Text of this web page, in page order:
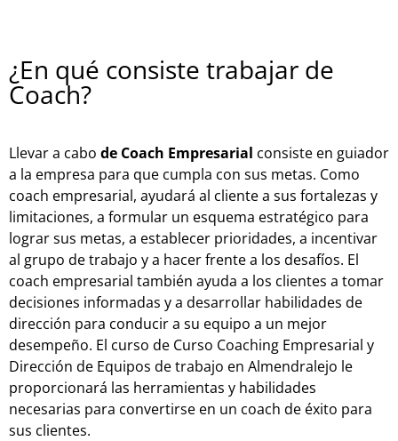
¿En qué consiste trabajar de
Coach?
Llevar a cabo de Coach Empresarial consiste en guiador
a la empresa para que cumpla con sus metas. Como
coach empresarial, ayudará al cliente a sus fortalezas y
limitaciones, a formular un esquema estratégico para
lograr sus metas, a establecer prioridades, a incentivar
al grupo de trabajo y a hacer frente a los desafíos. El
coach empresarial también ayuda a los clientes a tomar
decisiones informadas y a desarrollar habilidades de
dirección para conducir a su equipo a un mejor
desempeño. El curso de Curso Coaching Empresarial y
Dirección de Equipos de trabajo en Almendralejo le
proporcionará las herramientas y habilidades
necesarias para convertirse en un coach de éxito para
sus clientes.